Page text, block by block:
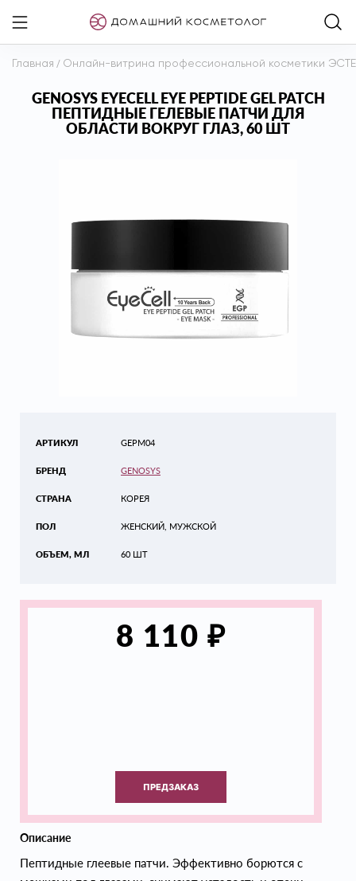
Главная / Онлайн-витрина профессиональной косметики
GENOSYS EYECELL EYE PEPTIDE GEL PATCH
ПЕПТИДНЫЕ ГЕЛЕВЫЕ ПАТЧИ ДЛЯ
ОБЛАСТИ ВОКРУГ ГЛАЗ, 60 ШТ
АРТИКУЛ
БРЕНД
СТРАНА
ПОЛ
ОБЪЕМ, МЛ
GEPM04
GENOSYS
КОРЕЯ
ЖЕНСКИЙ, МУЖСКОЙ
60 ШТ
8 110 ₽
ПРЕДЗАКАЗ
Описание
Пептидные глеевые патчи. Эффективно борются с